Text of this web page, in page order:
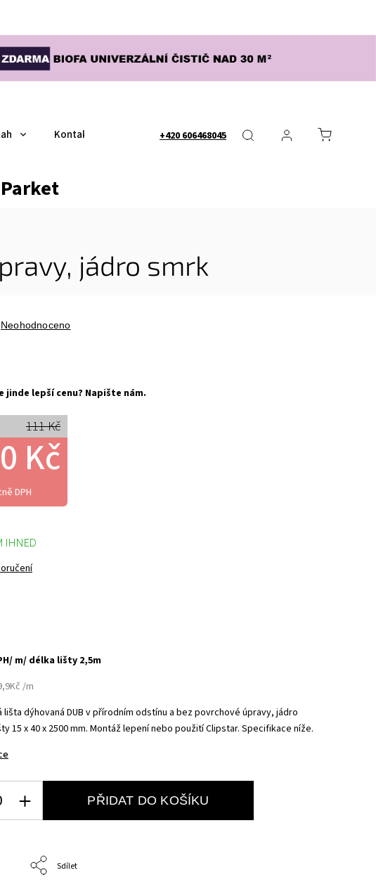
+420 606468045
Kontakty Obchodní podmínky Nápověda - FAQ
jádro smrk
Neohodnoceno
111 Kč
Kč
DPH
lepší cenu? Napište nám.
m/ délka lišty 2,5m
/m
lišta dýhovaná DUB v přírodním odstínu a bez povrchové úpravy, jádro
15 x 40 x 2500 mm. Montáž lepení nebo použití Clipstar. Specifikace níže.
IHNED
PŘIDAT DO KOŠÍKU
Sdílet